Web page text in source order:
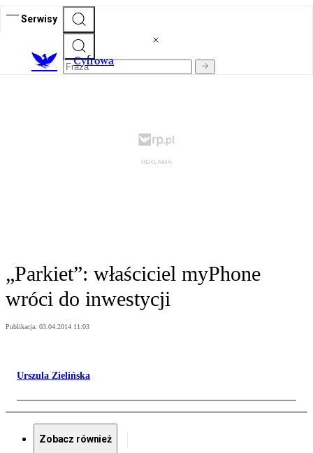
Serwisy
Cyfrowa
„Parkiet”: właściciel myPhone
wróci do inwestycji
Publikacja: 03.04.2014 11:03
Urszula Zielińska
Zobacz również